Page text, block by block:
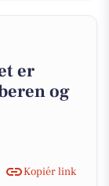
er
og
Kopiér link